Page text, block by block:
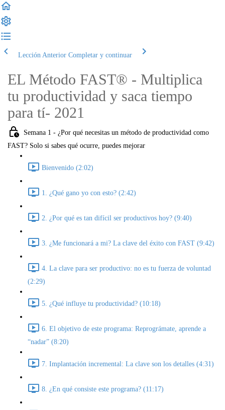
Lección Anterior Completar y continuar
EL Método FAST® - Multiplica
tu productividad y saca tiempo
para tí- 2021
Semana 1 - ¿Por qué necesitas un método de productividad como
FAST? Solo si sabes qué ocurre, puedes mejorar
Bienvenido (2:02)
1. ¿Qué gano yo con esto? (2:42)
2. ¿Por qué es tan difícil ser productivos hoy? (9:40)
3. ¿Me funcionará a mi? La clave del éxito con FAST (9:42)
4. La clave para ser productivo: no es tu fuerza de voluntad
(2:29)
5. ¿Qué influye tu productividad? (10:18)
6. El objetivo de este programa: Reprográmate, aprende a
“nadar” (8:20)
7. Implantación incremental: La clave son los detalles (4:31)
8. ¿En qué consiste este programa? (11:17)